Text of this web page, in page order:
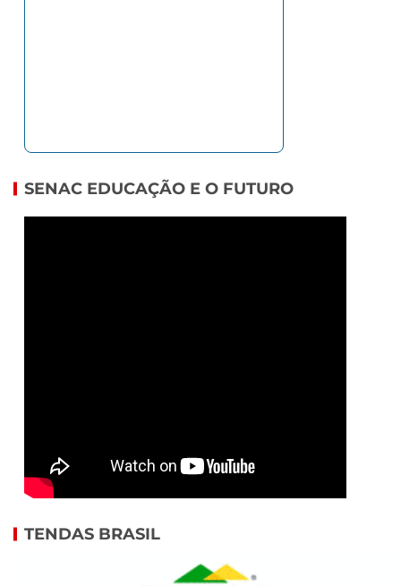
SENAC EDUCAÇÃO E O FUTURO
TENDAS BRASIL